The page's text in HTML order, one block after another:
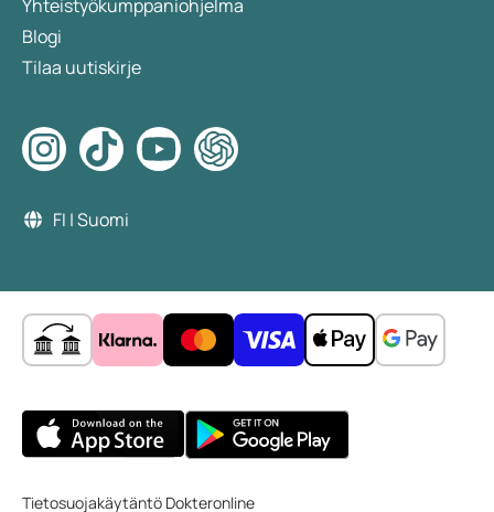
Yhteistyökumppaniohjelma
Blogi
Tilaa uutiskirje
FI | Suomi
Tietosuojakäytäntö Dokteronline